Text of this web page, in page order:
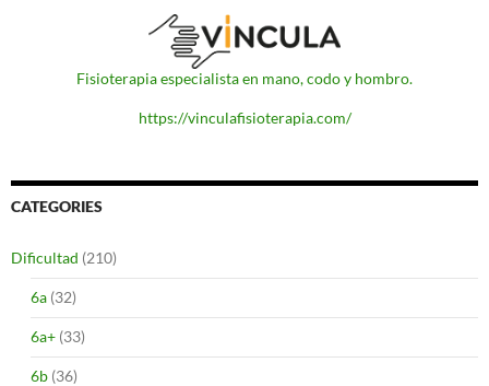
Fisioterapia especialista en mano, codo y hombro.
https://vinculafisioterapia.com/
CATEGORIES
Dificultad (210)
6a (32)
6a+ (33)
6b (36)